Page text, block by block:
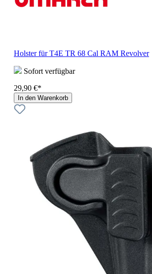
Holster für T4E TR 68 Cal RAM Revolver
Sofort verfügbar
29,90 €*
In den Warenkorb